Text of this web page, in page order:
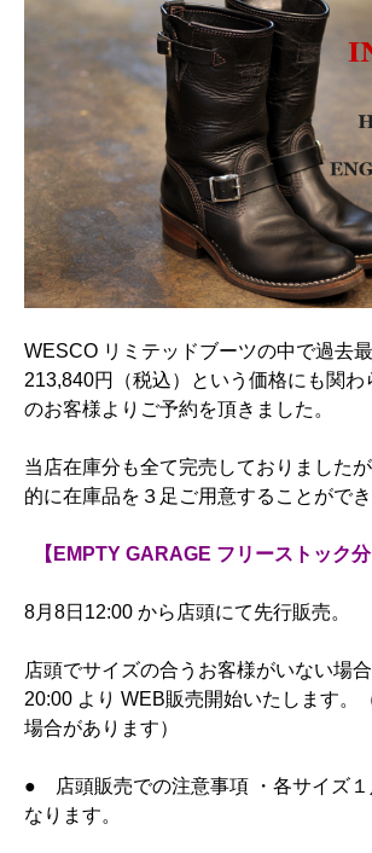
WESCO リミテッドブーツの中で過去最
213,840円（税込）という価格にも関わ
のお客様よりご予約を頂きました。
当店在庫分も全て完売しておりました
的に在庫品を３足ご用意することができ
【EMPTY GARAGE フリーストック分
8月8日12:00 から店頭にて先行販売。
店頭でサイズの合うお客様がいない場
20:00 より WEB販売開始いたします。
場合があります）
● 店頭販売での注意事項 ・各サイズ１
なります。